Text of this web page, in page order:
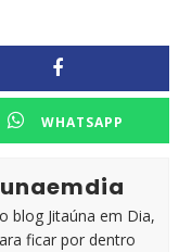
WHATSAPP
blog Jitaúna em Dia,
ficar por dentro